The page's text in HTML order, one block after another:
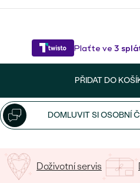
snubní
DRAHOKAM
DLE MATERIÁLU
ZLATO
STŘÍBRO
S DRAHOKAMY
S LAB-GROWN
S PERLAMI
PERSONALIZOVANÉ
CENOVĚ DOSTUPNÉ
DLE CENY
CENOVĚ DOSTUPNÉ
LUXUSNÍ
PŘIDAT DO
DOMLUVIT SI OSOBNÍ
Doživotní servis